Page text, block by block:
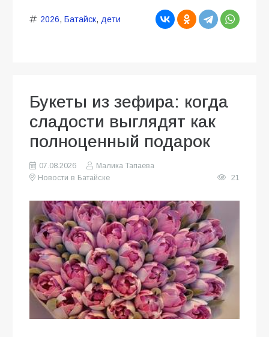
2026, Батайск, дети
Букеты из зефира: когда
сладости выглядят как
полноценный подарок
07.08.2026
Малика Тапаева
Новости в Батайске
21